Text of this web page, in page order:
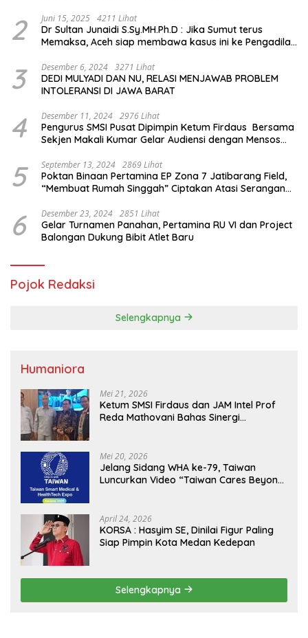
2 Juni 15, 2025 4211 Lihat
Dr Sultan Junaidi S.Sy.MH.Ph.D : Jika Sumut terus
Memaksa, Aceh siap membawa kasus ini ke Pengadilan
3 Desember 6, 2024 3271 Lihat
DEDI MULYADI DAN NU, RELASI MENJAWAB PROBLEM
INTOLERANSI DI JAWA BARAT
4 Desember 11, 2024 2976 Lihat
Pengurus SMSI Pusat Dipimpin Ketum Firdaus Bersama
Sekjen Makali Kumar Gelar Audiensi dengan Mensos
5 September 13, 2024 2869 Lihat
Poktan Binaan Pertamina EP Zona 7 Jatibarang Field,
“Membuat Rumah Singgah” Ciptakan Atasi Serangan
6 Desember 23, 2024 2851 Lihat
Gelar Turnamen Panahan, Pertamina RU VI dan Project
Balongan Dukung Bibit Atlet Baru
Pojok Redaksi
Selengkapnya
Humaniora
Mei 21, 2026
Ketum SMSI Firdaus dan JAM Intel Prof
Reda Mathovani Bahas Sinergi
MBG, Perkuat Pengawasan Program
Pemerintah
Mei 20, 2026
Jelang Sidang WHA ke-79, Taiwan
Luncurkan Video “Taiwan Cares Beyond
April 24, 2026
KORSA : Hasyim SE, Dinilai Figur Paling
Siap Pimpin Kota Medan Kedepan
Selengkapnya